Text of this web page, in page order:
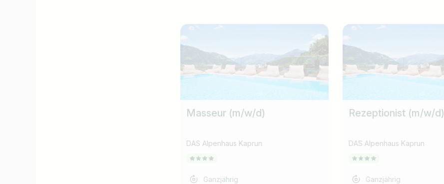
Masseur (m/w/d)
DAS Alpenhaus Kaprun
Ganzjährig
Rezeptionist (m/w/d)
DAS Alpenhaus Kaprun
Ganzjährig